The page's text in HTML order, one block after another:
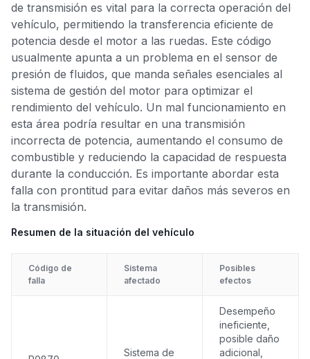
de transmisión es vital para la correcta operación del
vehículo, permitiendo la transferencia eficiente de
potencia desde el motor a las ruedas. Este código
usualmente apunta a un problema en el sensor de
presión de fluidos, que manda señales esenciales al
sistema de gestión del motor para optimizar el
rendimiento del vehículo. Un mal funcionamiento en
esta área podría resultar en una transmisión
incorrecta de potencia, aumentando el consumo de
combustible y reduciendo la capacidad de respuesta
durante la conducción. Es importante abordar esta
falla con prontitud para evitar daños más severos en
la transmisión.
Resumen de la situación del vehículo
Código de
falla
Sistema
afectado
Posibles
efectos
Sistema de
Desempeño
ineficiente,
posible daño
adicional,